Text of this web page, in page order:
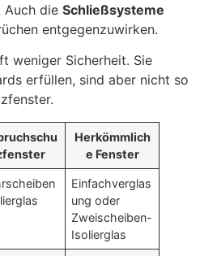
Auch die Schließsysteme
entgegenzuwirken.
weniger Sicherheit. Sie
erfüllen, sind aber nicht so
Herkömmlich
e Fenster
Einfachverglas
ung oder
Zweischeiben-
Isolierglas